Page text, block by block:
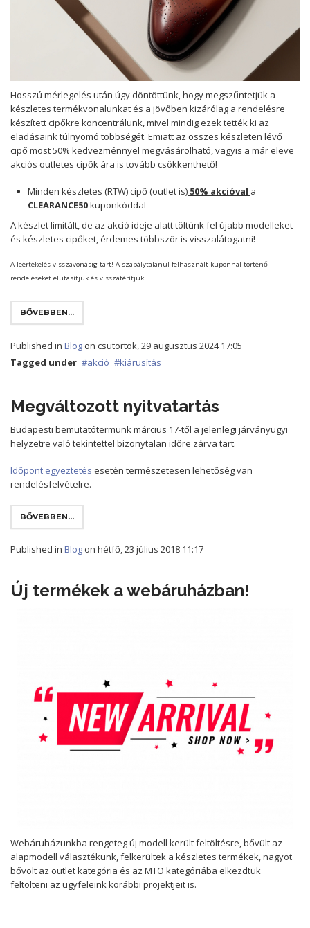
Hosszú mérlegelés után úgy döntöttünk, hogy megszűntetjük a
készletes termékvonalunkat és a jövőben kizárólag a rendelésre
készített cipőkre koncentrálunk, mivel mindig ezek tették ki az
eladásaink túlnyomó többségét. Emiatt az összes készleten lévő
cipő most 50% kedvezménnyel megvásárolható, vagyis a már eleve
akciós outletes cipők ára is tovább csökkenthető!
Minden készletes (RTW) cipő (outlet is) 50% akcióval a
CLEARANCE50kuponkóddal
A készlet limitált, de az akció ideje alatt töltünk fel újabb modelleket
és készletes cipőket, érdemes többször is visszalátogatni!
A leértékelés visszavonásig tart! A szabálytalanul felhasznált kuponnal történő
rendeléseket elutasítjuk és visszatérítjük.
BŐVEBBEN...
Published in Blog on csütörtök, 29 augusztus 2024 17:05
Tagged under
akció kiárusítás
Megváltozott nyitvatartás
Budapesti bemutatótermünk március 17-től a jelenlegi járványügyi
helyzetre való tekintettel bizonytalan időre zárva tart.
Időpont egyeztetés esetén természetesen lehetőség van
rendelésfelvételre.
BŐVEBBEN...
Published in Blog on hétfő, 23 július 2018 11:17
Új termékek a webáruházban!
Webáruházunkba rengeteg új modell került feltöltésre, bővült az
alapmodell választékunk, felkerültek a készletes termékek, nagyot
bővölt az outlet kategória és az MTO kategóriába elkezdtük
feltölteni az ügyfeleink korábbi projektjeit is.